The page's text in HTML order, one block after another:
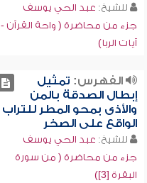
للشيخ: عبد الحي يوسف
جزء من محاضرة ( واحة القرآن -
آيات الربا)
الفهرس: تمثيل
إبطال الصدقة بالمن
والأذى بمحو المطر للتراب
الواقع على الصخر
للشيخ: عبد الحي يوسف
جزء من محاضرة ( من سورة
البقرة [3])